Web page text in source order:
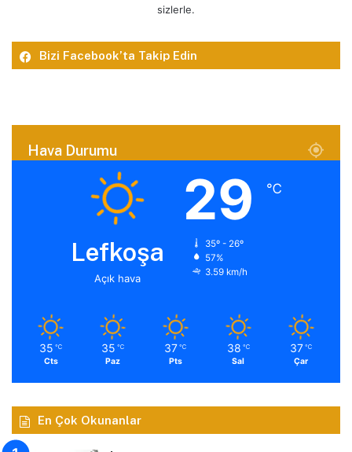
sizlerle.
Bizi Facebook’ta Takip Edin
Hava Durumu
Lefkoşa
Açık hava
29 ℃
35º - 26º
57%
3.59 km/h
35 ℃
Cts
35 ℃
Paz
37 ℃
Pts
38 ℃
Sal
37 ℃
Çar
En Çok Okunanlar